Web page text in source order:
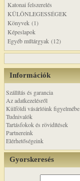
Katonai felszerelés
KÜLÖNLEGESSÉGEK
Könyvek (1)
Képeslapok
Egyéb műtárgyak (12)
Információk
Szállítás és garancia
Az adatkezelésről
Külföldi vásárlóink figyelmébe
Tudnivalók
Tartásfokok és rövidítések
Partnereink
Elérhetőségeink
Gyorskeresés